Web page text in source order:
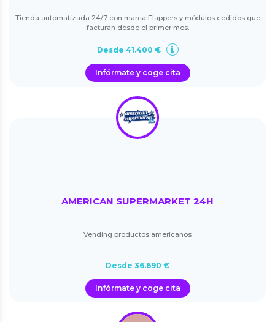
Tienda automatizada 24/7 con marca Flappers y módulos cedidos que
facturan desde el primer mes.
Desde 41.400 €
Infórmate y coge cita
AMERICAN SUPERMARKET 24H
Vending productos americanos
Desde 36.690 €
Infórmate y coge cita